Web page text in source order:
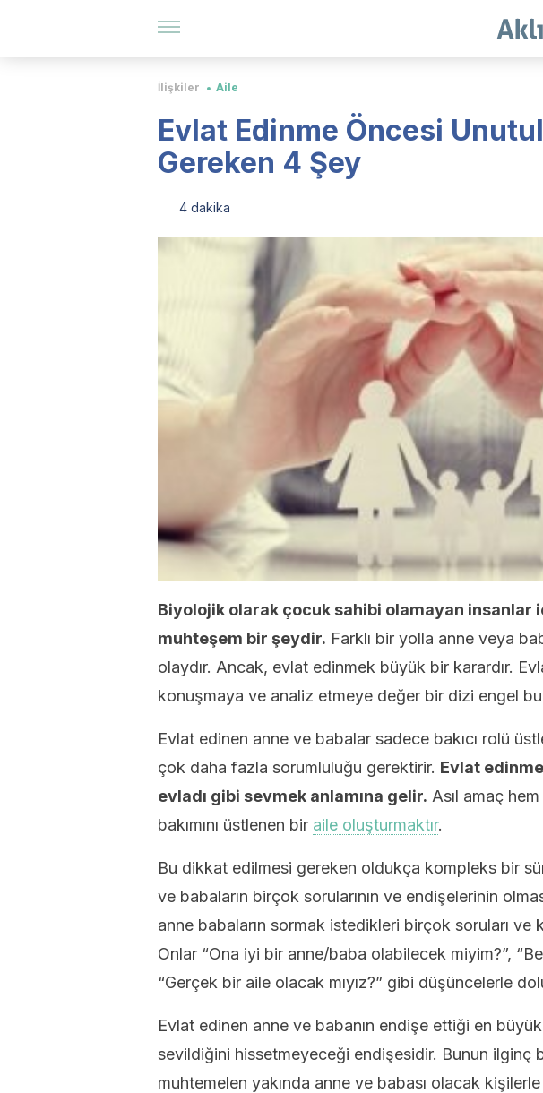
İlişkiler Aile
Evlat Edinme Öncesi
Gereken 4 Şey
4 dakika
Biyolojik olarak çocuk sahibi olamayan insanlar
muhteşem bir şeydir. Farklı bir yolla anne veya
olaydır. Ancak, evlat edinmek büyük bir karardır.
konuşmaya ve analiz etmeye değer bir dizi engel
Evlat edinen anne ve babalar sadece bakıcı rolü
çok daha fazla sorumluluğu gerektirir. Evlat
evladı gibi sevmek anlamına gelir. Asıl amaç
bakımını üstlenen bir aile oluşturmaktır.
Bu dikkat edilmesi gereken oldukça kompleks bir
ve babaların birçok sorularının ve endişelerinin
anne babaların sormak istedikleri birçok soruları ve
Onlar “Ona iyi bir anne/baba olabilecek miyim?”,
“Gerçek bir aile olacak mıyız?” gibi düşüncelerle
Evlat edinen anne ve babanın endişe ettiği en
sevildiğini hissetmeyeceği endişesidir. Bunun ilginç
muhtemelen yakında anne ve babası olacak